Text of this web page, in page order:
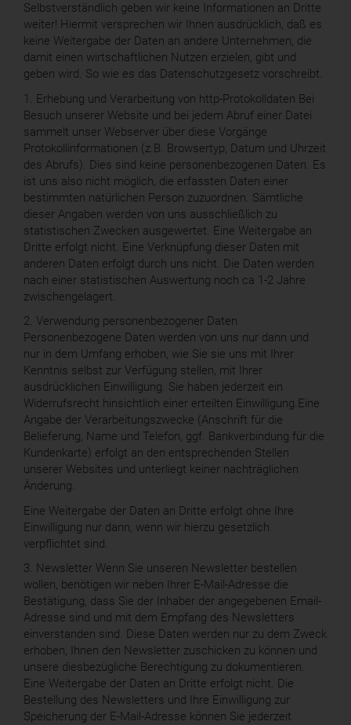
Selbstverständlich geben wir keine Informationen an Dritte
weiter! Hiermit versprechen wir Ihnen ausdrücklich, daß es
keine Weitergabe der Daten an andere Unternehmen, die
damit einen wirtschaftlichen Nutzen erzielen, gibt und
geben wird. So wie es das Datenschutzgesetz vorschreibt.
1. Erhebung und Verarbeitung von http-Protokolldaten Bei
Besuch unserer Website und bei jedem Abruf einer Datei
sammelt unser Webserver über diese Vorgänge
Protokollinformationen (z.B. Browsertyp, Datum und Uhrzeit
des Abrufs). Dies sind keine personenbezogenen Daten. Es
ist uns also nicht möglich, die erfassten Daten einer
bestimmten natürlichen Person zuzuordnen. Sämtliche
dieser Angaben werden von uns ausschließlich zu
statistischen Zwecken ausgewertet. Eine Weitergabe an
Dritte erfolgt nicht. Eine Verknüpfung dieser Daten mit
anderen Daten erfolgt durch uns nicht. Die Daten werden
nach einer statistischen Auswertung noch ca 1-2 Jahre
zwischengelagert.
2. Verwendung personenbezogener Daten
Personenbezogene Daten werden von uns nur dann und
nur in dem Umfang erhoben, wie Sie sie uns mit Ihrer
Kenntnis selbst zur Verfügung stellen, mit Ihrer
ausdrücklichen Einwilligung. Sie haben jederzeit ein
Widerrufsrecht hinsichtlich einer erteilten Einwilligung.Eine
Angabe der Verarbeitungszwecke (Anschrift für die
Belieferung, Name und Telefon, ggf. Bankverbindung für die
Kundenkarte) erfolgt an den entsprechenden Stellen
unserer Websites und unterliegt keiner nachträglichen
Änderung.
Eine Weitergabe der Daten an Dritte erfolgt ohne Ihre
Einwilligung nur dann, wenn wir hierzu gesetzlich
verpflichtet sind.
3. Newsletter Wenn Sie unseren Newsletter bestellen
wollen, benötigen wir neben Ihrer E-Mail-Adresse die
Bestätigung, dass Sie der Inhaber der angegebenen Email-
Adresse sind und mit dem Empfang des Newsletters
einverstanden sind. Diese Daten werden nur zu dem Zweck
erhoben, Ihnen den Newsletter zuschicken zu können und
unsere diesbezügliche Berechtigung zu dokumentieren.
Eine Weitergabe der Daten an Dritte erfolgt nicht. Die
Bestellung des Newsletters und Ihre Einwilligung zur
Speicherung der E-Mail-Adresse können Sie jederzeit